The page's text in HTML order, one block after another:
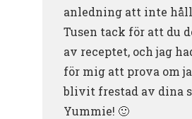
anledning att inte
Tusen tack för att du
av receptet, och jag
för mig att prova om
blivit frestad av dina
Yummie! 🙂